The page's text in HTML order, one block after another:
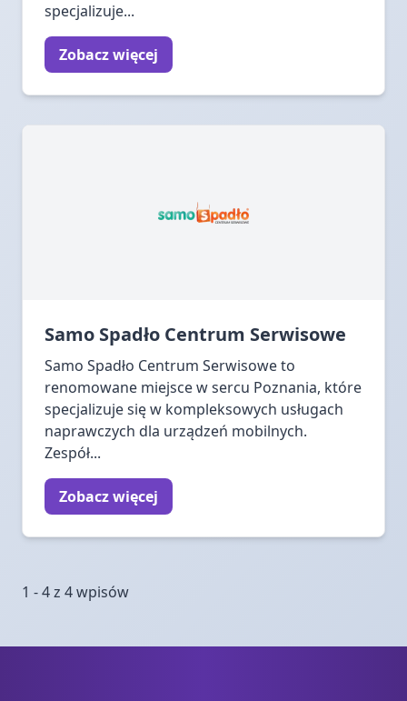
specjalizuje...
Zobacz więcej
Samo Spadło Centrum Serwisowe
Samo Spadło Centrum Serwisowe to
renomowane miejsce w sercu Poznania, które
specjalizuje się w kompleksowych usługach
naprawczych dla urządzeń mobilnych.
Zespół...
Zobacz więcej
1 - 4 z 4 wpisów